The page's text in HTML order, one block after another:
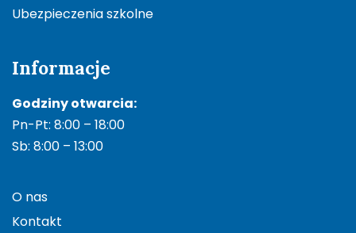
Ubezpieczenia szkolne
Informacje
Godziny otwarcia:
Pn-Pt: 8:00 – 18:00
Sb: 8:00 – 13:00
O nas
Kontakt